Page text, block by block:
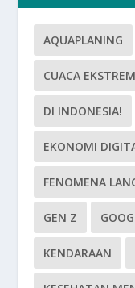
AQUAPLANING
CUACA
DI INDONESIA!
EKONOMI
FENOMENA
GEN Z
KENDARAAN